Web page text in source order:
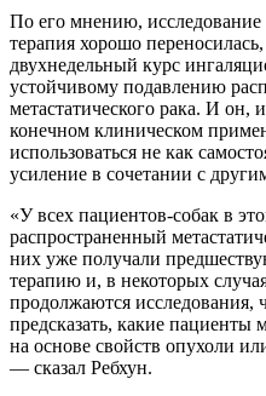
По его мнению,
терапия хорошо
двухнедельный курс
устойчивому подавлению
метастатического рака. И он,
конечном клиническом
использоваться не как
усиление в сочетании с
«У всех пациентов-собак в
распространенный
них уже получали
терапию и, в некоторых
продолжаются
предсказать, какие пациенты
на основе свойств опухоли
— сказал Ребхун.